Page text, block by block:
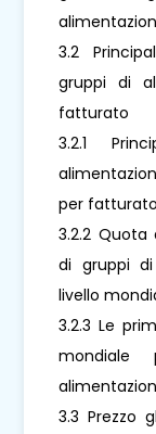
3.2
gruppi di
fatturato
3.2.1
per
3.2.2
di gruppi
livello
3.2.3 Le
3.3 Prezzo